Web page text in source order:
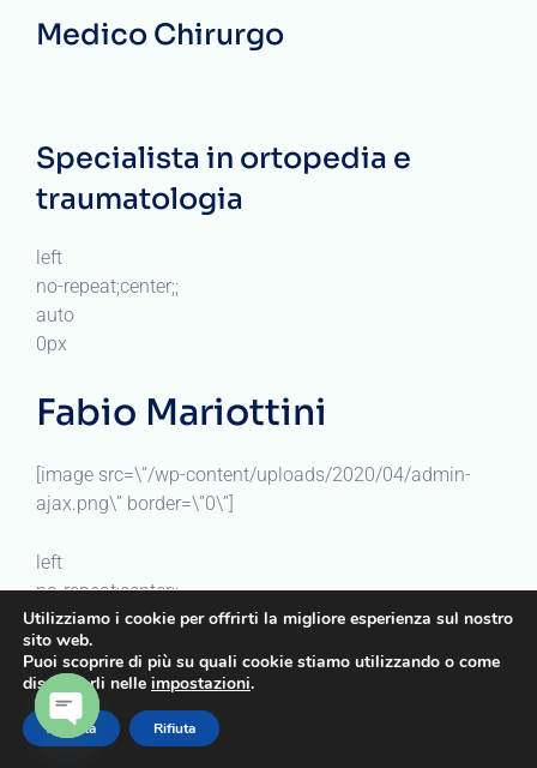
Medico Chirurgo
Specialista in ortopedia e
traumatologia
left
no-repeat;center;;
auto
0px
Fabio Mariottini
[image src=\”/wp-content/uploads/2020/04/admin-
ajax.png\” border=\”0\”]
left
no-repeat;center;;
auto
0px
Medico Chirurgo
Utilizziamo i cookie per offrirti la migliore esperienza sul nostro
sito web.
Puoi scoprire di più su quali cookie stiamo utilizzando o come
disattivarli nelle impostazioni.
Accetta Rifiuta
OPEN